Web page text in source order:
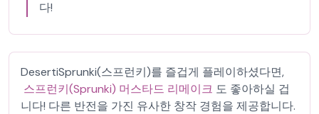
다!
DesertiSprunki(스프런키)를 즐겁게 플레이하셨다면,
스프런키(Sprunki) 머스타드 리메이크 도 좋아하실 겁
니다! 다른 반전을 가진 유사한 창작 경험을 제공합니다.